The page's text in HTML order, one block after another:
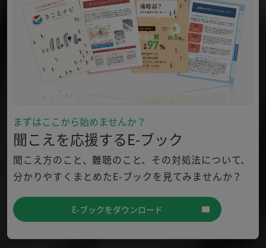
まずはここから始めませんか？
聞こえを応援するE-ブック
聞こえ方のこと、難聴のこと、その対処法について、
分かりやすくまとめたE-ブックを見てみませんか？
E-ブックをダウンロード